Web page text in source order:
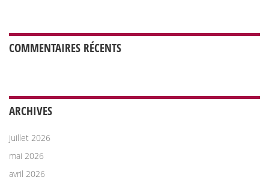
COMMENTAIRES RÉCENTS
ARCHIVES
juillet 2026
mai 2026
avril 2026